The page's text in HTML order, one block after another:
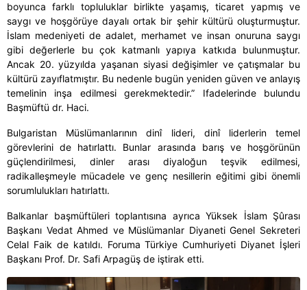
boyunca farklı topluluklar birlikte yaşamış, ticaret yapmış ve
saygı ve hoşgörüye dayalı ortak bir şehir kültürü oluşturmuştur.
İslam medeniyeti de adalet, merhamet ve insan onuruna saygı
gibi değerlerle bu çok katmanlı yapıya katkıda bulunmuştur.
Ancak 20. yüzyılda yaşanan siyasi değişimler ve çatışmalar bu
kültürü zayıflatmıştır. Bu nedenle bugün yeniden güven ve anlayış
temelinin inşa edilmesi gerekmektedir.” Ifadelerinde bulundu
Başmüftü dr. Haci.
Bulgaristan Müslümanlarının dinî lideri, dinî liderlerin temel
görevlerini de hatırlattı. Bunlar arasında barış ve hoşgörünün
güçlendirilmesi, dinler arası diyaloğun teşvik edilmesi,
radikalleşmeyle mücadele ve genç nesillerin eğitimi gibi önemli
sorumlulukları hatırlattı.
Balkanlar başmüftüleri toplantısına ayrıca Yüksek İslam Şûrası
Başkanı Vedat Ahmed ve Müslümanlar Diyaneti Genel Sekreteri
Celal Faik de katıldı. Foruma Türkiye Cumhuriyeti Diyanet İşleri
Başkanı Prof. Dr. Safi Arpagüş de iştirak etti.